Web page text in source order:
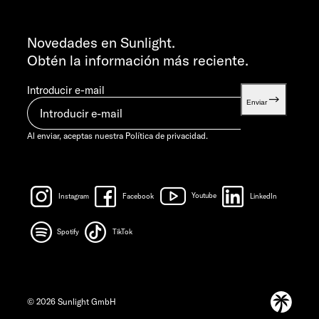
info@sunlight.de
Novedades en Sunlight.
Obtén la información más reciente.
Introducir e-mail
Enviar
Al enviar, aceptas nuestra Política de privacidad.
Instagram Facebook Youtube LinkedIn
Spotify TikTok
© 2026 Sunlight GmbH